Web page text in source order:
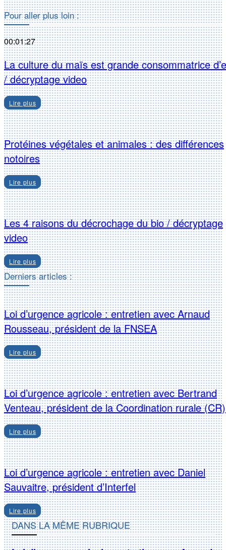
Pour aller plus loin :
00:01:27
La culture du maïs est grande consommatrice
/ décryptage video
Lire plus
Protéines végétales et animales : des différences
notoires
Lire plus
Les 4 raisons du décrochage du bio / décryptage
video
Lire plus
Derniers articles :
Loi d’urgence agricole : entretien avec Arnaud
Rousseau, président de la FNSEA
Lire plus
Loi d’urgence agricole : entretien avec Bertrand
Venteau, président de la Coordination rurale (CR)
Lire plus
Loi d’urgence agricole : entretien avec Daniel
Sauvaitre, président d’Interfel
Lire plus
DANS LA MÊME RUBRIQUE